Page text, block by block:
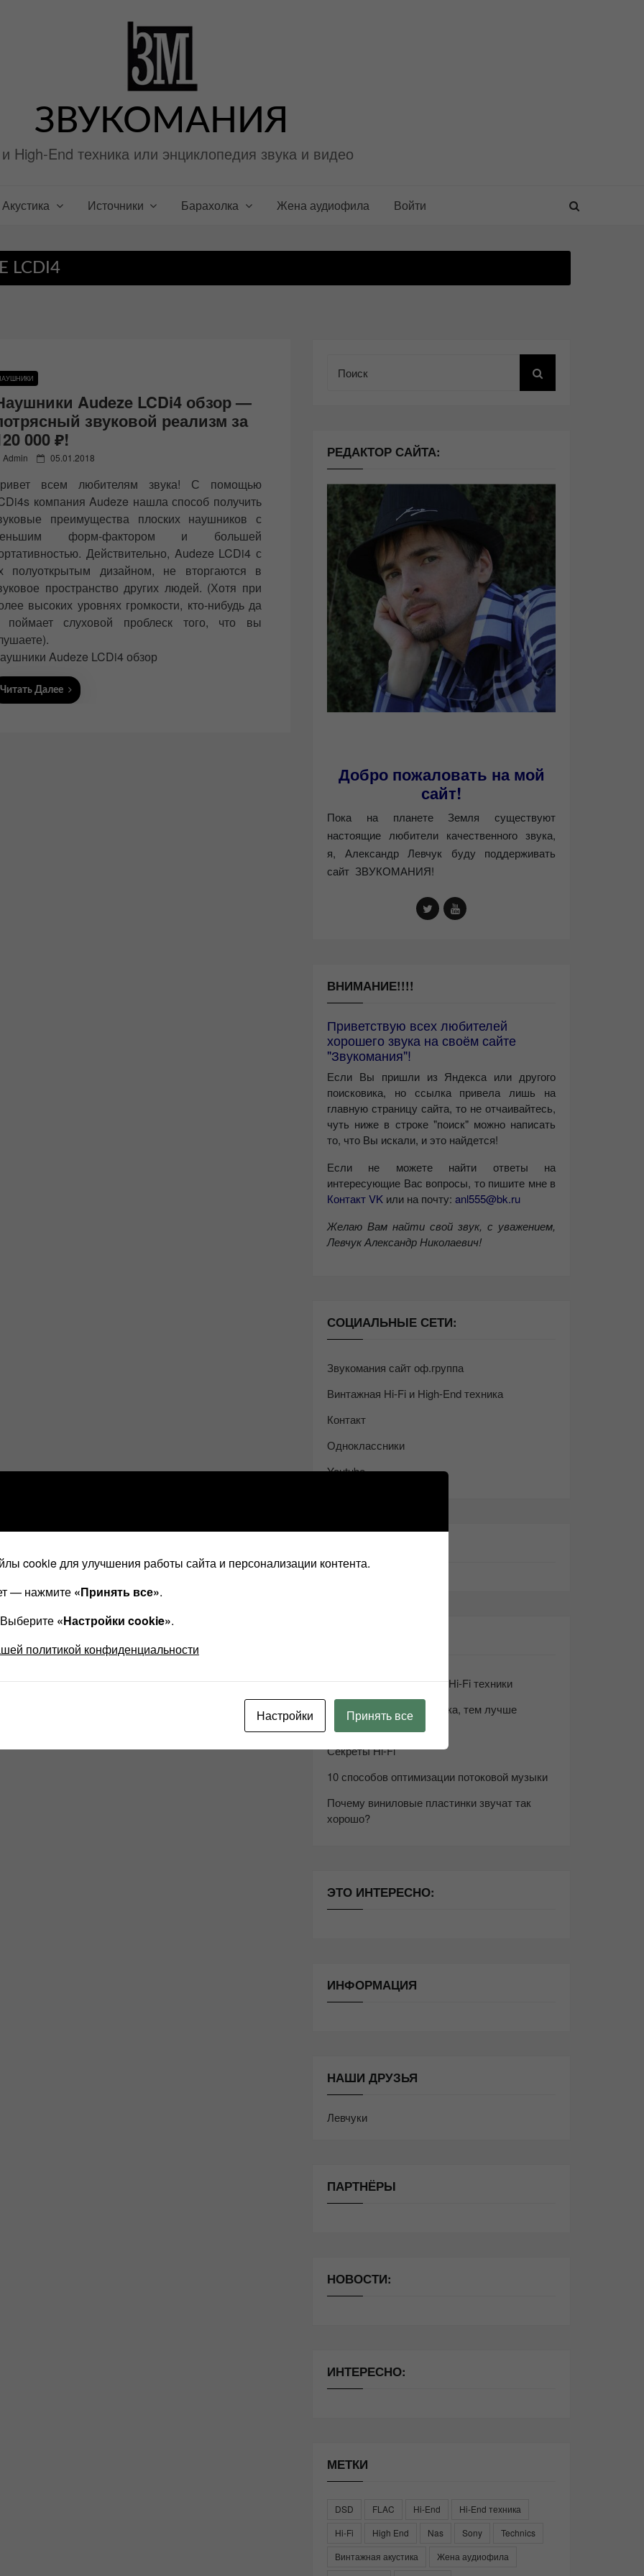
ЗВУКОМАНИЯ
High-End техника или энциклопедия звука и видео
Акустика Источники Барахолка Жена аудиофила Войти
LCDI4
Audeze LCDi4 обзор —
звуковой реализм за
000 ₽!
Admin
P
s
e
05.01.2018
всем любителям звука! С помощью
компания Audeze нашла способ получить
преимущества плоских наушников с
форм-фактором и большей
Действительно, Audeze LCDi4 с
полуоткрытым дизайном, не вторгаются в
пространство других людей. (Хотя при
высоких уровнях громкости, кто-нибудь да
слуховой проблеск того, что вы
Audeze LCDi4 обзор
Читать Далее
РЕДАКТОР САЙТА:
Добро пожаловать на мой
сайт!
Пока на планете Земля существуют
настоящие любители качественного звука,
я, Александр Левчук буду поддерживать
сайт ЗВУКОМАНИЯ!
ВНИМАНИЕ!!!!
Приветствую всех любителей
хорошего звука на своём сайте
"Звукомания"!
Если Вы пришли из Яндекса или другого
поисковика, но ссылка привела лишь на
главную страницу сайта, то не отчаивайтесь,
чуть ниже в строке "поиск" можно написать
то, что Вы искали, и это найдется!
Если не можете найти ответы на
интересующие Вас вопросы, то пишите мне в
Контакт VK или на почту: anl555@bk.ru
Желаю Вам найти свой звук, с уважением,
Левчук Александр Николаевич!
СОЦИАЛЬНЫЕ СЕТИ:
Звукомания сайт оф.группа
Винтажная Hi-Fi и High-End техника
Контакт
Одноклассники
Youtube
Возьмите друга в салон Hi-Fi техники
Чем дороже аудиотехника, тем лучше
звучит?
Секреты Hi-Fi
10 способов оптимизации потоковой музыки
Почему виниловые пластинки звучат так
хорошо?
ЭТО ИНТЕРЕСНО:
ИНФОРМАЦИЯ
НАШИ ДРУЗЬЯ
Левчуки
ПАРТНЁРЫ
НОВОСТИ:
ИНТЕРЕСНО:
МЕТКИ
DSD FLAC Hi-End
Hi-End техника
Hi-Fi
High End Nas Sony
Technics
Винтажная акустика
Жена аудиофила
cookie для улучшения работы сайта и персонализации контента.
— нажмите «Принять все».
«Настройки cookie».
политикой конфиденциальности
Настройки Принять все